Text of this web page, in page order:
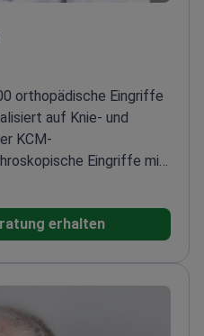
orthopädische Eingriffe
auf Knie- und
KCM-
Eingriffe mit
Implantaten
Traumatologie in der
Video-Arthroskopien
erhalten